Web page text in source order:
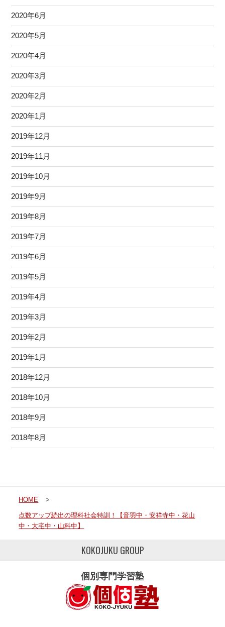
2020年6月
2020年5月
2020年4月
2020年3月
2020年2月
2020年1月
2019年12月
2019年11月
2019年10月
2019年9月
2019年8月
2019年7月
2019年6月
2019年5月
2019年4月
2019年3月
2019年2月
2019年1月
2018年12月
2018年10月
2018年9月
2018年8月
HOME >
点数アップ続出の理科社会特訓！【音羽中・安祥寺中・花山
中・大宅中・山科中】
KOKOJUKU GROUP
個別専門学習塾